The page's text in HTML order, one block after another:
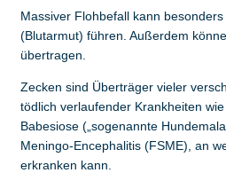
Massiver Flohbefall kann
(Blutarmut) führen. Außerdem
übertragen.
Zecken sind Überträger vieler
tödlich verlaufender Krankheiten
Babesiose („sogenannte
Meningo-Encephalitis (FSME), an
erkranken kann.